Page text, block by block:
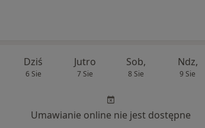
Dziś
6 Sie
Jutro
7 Sie
Sob,
8 Sie
Ndz,
9 Sie
Umawianie online nie jest dostępne